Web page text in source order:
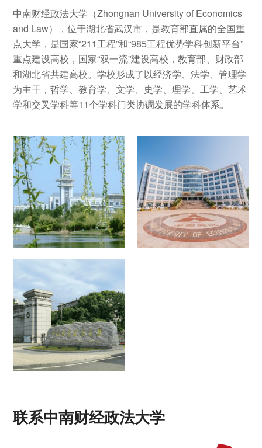
中南财经政法大学（Zhongnan University of Economics
and Law），位于湖北省武汉市，是教育部直属的全国重
点大学，是国家“211工程”和“985工程优势学科创新平台”
重点建设高校，国家“双一流”建设高校，教育部、财政部
和湖北省共建高校。学校形成了以经济学、法学、管理学
为主干，哲学、教育学、文学、史学、理学、工学、艺术
学和交叉学科等11个学科门类协调发展的学科体系。
联系中南财经政法大学